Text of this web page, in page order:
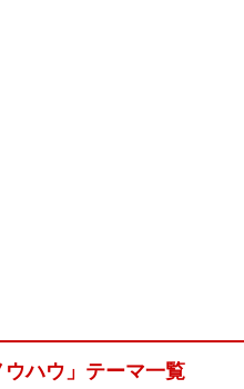
ウハウ」テーマ一覧